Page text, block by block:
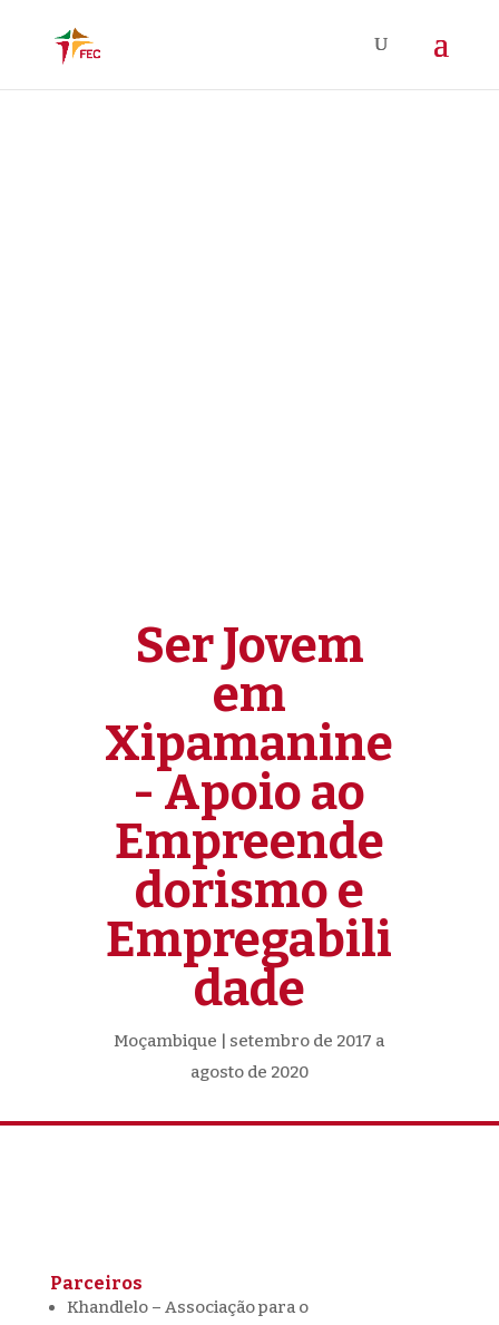
Ser Jovem
em
Xipamanine
- Apoio ao
Empreende
dorismo e
Empregabili
dade
Moçambique | setembro de 2017 a
agosto de 2020
Parceiros
Khandlelo – Associação para o